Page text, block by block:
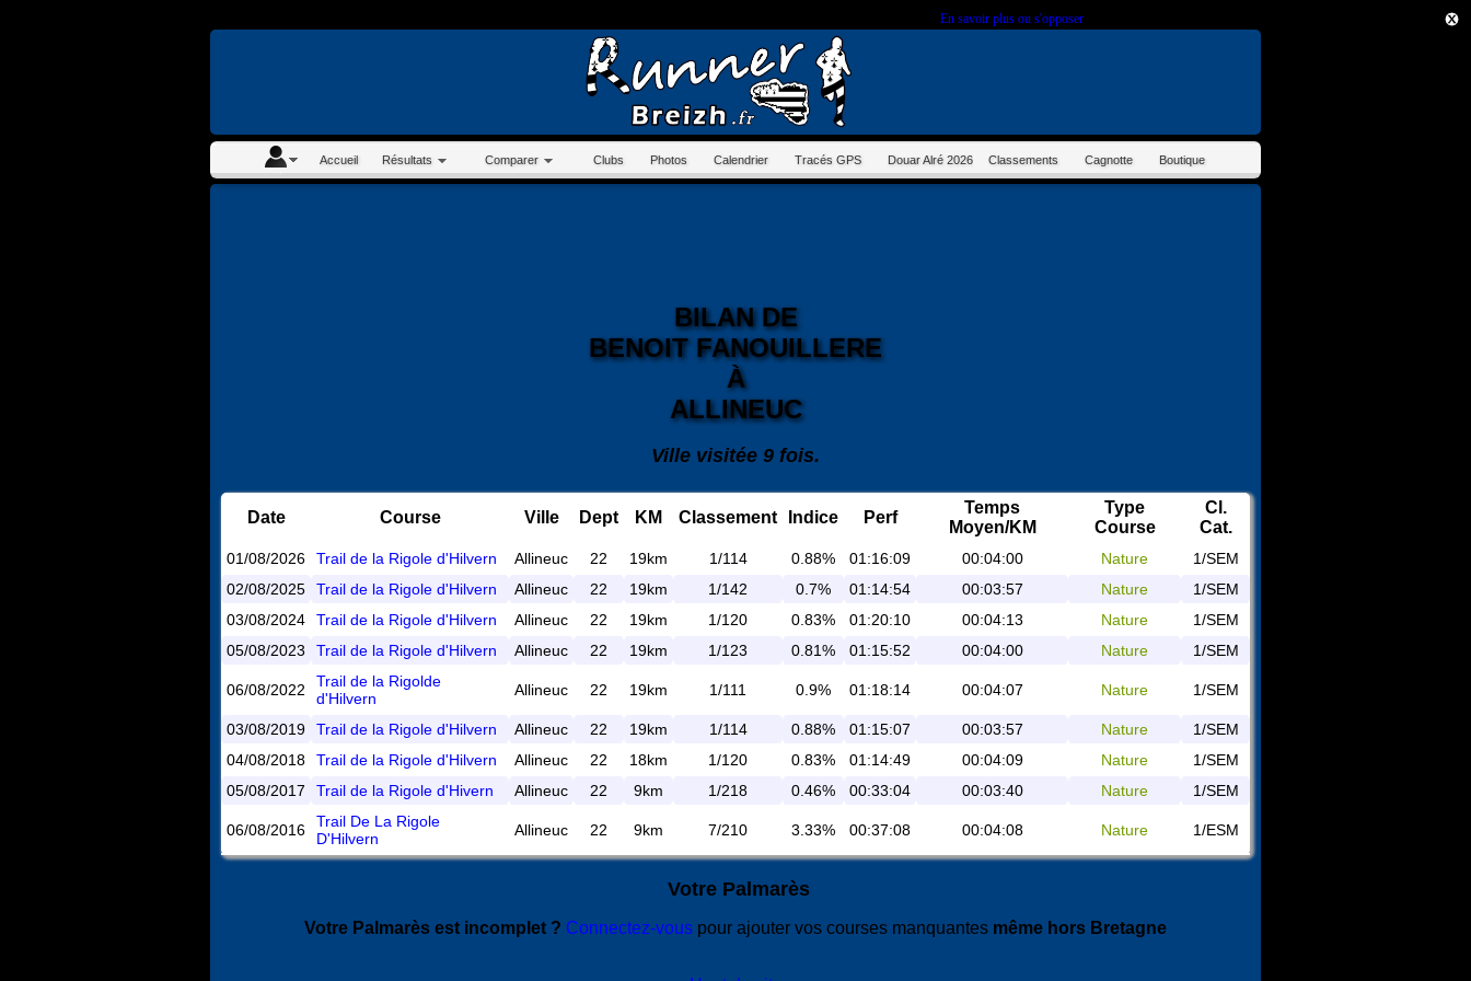
En savoir plus ou s'opposer.
Accueil Résultats Comparer Clubs Photos Calendrier Tracés GPS Douar Alré 2026 Classements Cagnotte Boutique
BILAN DE
BENOIT FANOUILLERE
À
ALLINEUC
Ville visitée 9 fois.
Date Course Ville Dept KM Classement Indice Perf
Temps
Moyen/KM
Type
Course
Cl.
Cat.
01/08/2026 Trail de la Rigole d'Hilvern Allineuc 22 19km 1/114 0.88% 01:16:09 00:04:00 Nature
1/SEM
02/08/2025
Trail de la Rigole d'Hilvern Allineuc 22 19km 1/142 0.7% 01:14:54 00:03:57 Nature
1/SEM
03/08/2024
Trail de la Rigole d'Hilvern Allineuc 22 19km 1/120 0.83% 01:20:10 00:04:13 Nature
1/SEM
05/08/2023
Trail de la Rigole d'Hilvern Allineuc 22 19km 1/123 0.81% 01:15:52 00:04:00 Nature 1/SEM
06/08/2022
Trail de la Rigolde
d'Hilvern
Allineuc 22 19km 1/111 0.9% 01:18:14 00:04:07 Nature 1/SEM
03/08/2019 Trail de la Rigole d'Hilvern Allineuc 22 19km 1/114 0.88% 01:15:07 00:03:57 Nature
1/SEM
04/08/2018
Trail de la Rigole d'Hilvern Allineuc 22 18km 1/120 0.83% 01:14:49 00:04:09 Nature
1/SEM
05/08/2017
Trail de la Rigole d'Hivern Allineuc 22 9km 1/218 0.46% 00:33:04 00:03:40 Nature 1/SEM
06/08/2016
Trail De La Rigole
D'Hilvern
Allineuc 22 9km 7/210 3.33% 00:37:08 00:04:08 Nature 1/ESM
Votre Palmarès
Votre Palmarès est incomplet ? Connectez-vous pour ajouter vos courses manquantes même hors Bretagne